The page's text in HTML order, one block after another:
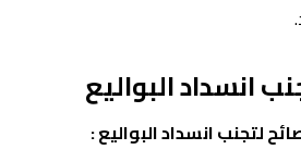
انسداد البواليع
لتجنب انسداد البواليع :